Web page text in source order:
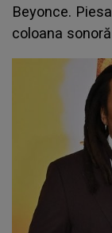
Beyonce.
coloana